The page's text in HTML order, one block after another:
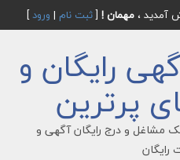
آمدید ، مهمان ![ثبت نام | ورود]
رایگان و
پرترین
مشاغل و درج رایگان آگهی و
رایگان